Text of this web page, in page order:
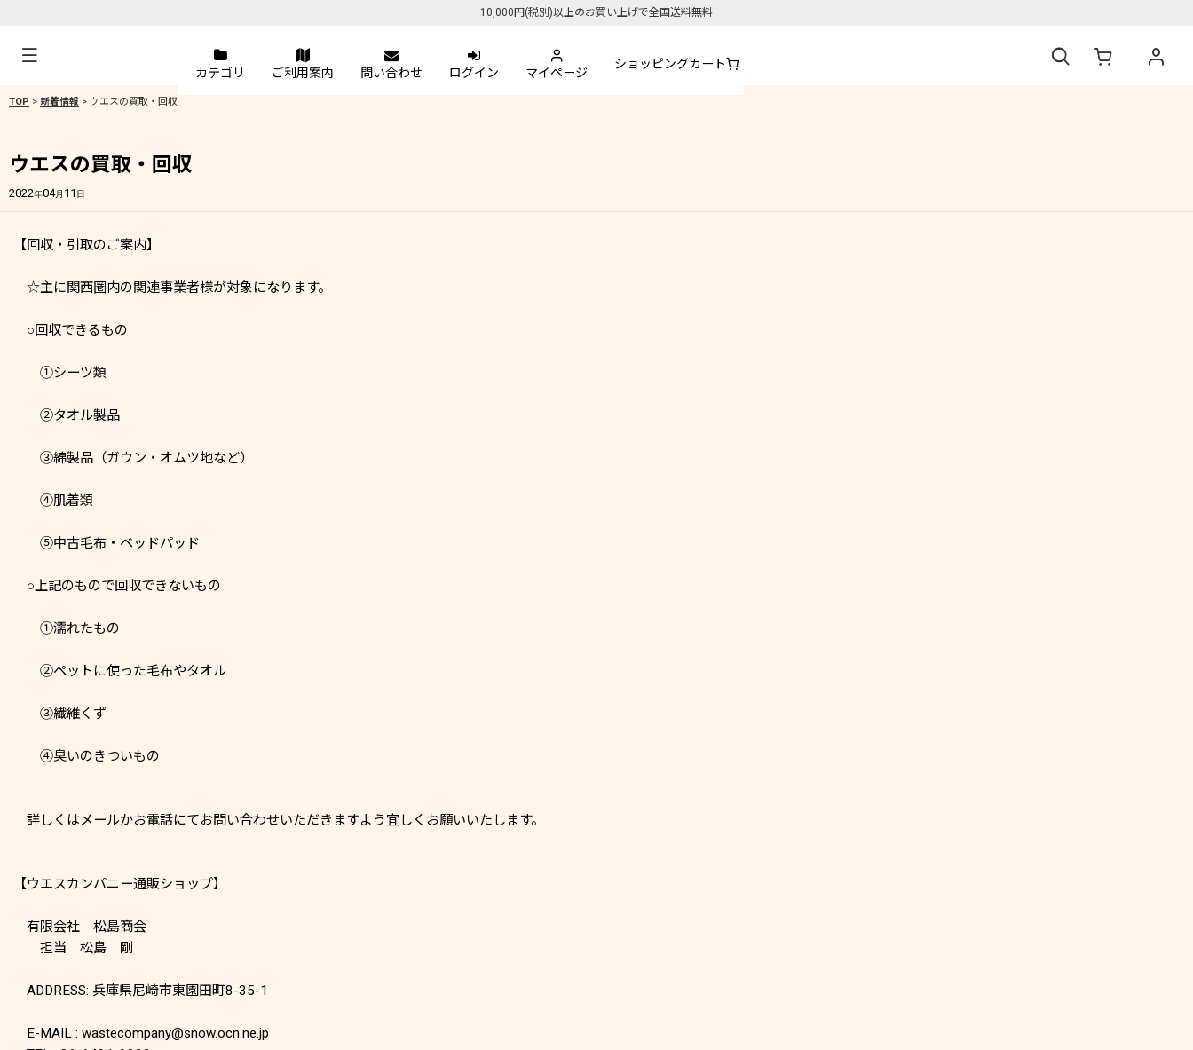
10,000円(税別)以上のお買い上げで全国送料無料
カテゴリ ご利用案内 問い合わせ ログイン マイページ
ショッピングカート
TOP > 新着情報 > ウエスの買取・回収
ウエスの買取・回収
2022年04月 11 日
【回収・引取のご案内】
☆主に関西圏内の関連事業者様が対象になります。
○回収できるもの
①シーツ類
②タオル製品
③綿製品（ガウン・オムツ地など）
④肌着類
⑤中古毛布・ベッドパッド
○上記のもので回収できないもの
①濡れたもの
②ペットに使った毛布やタオル
③繊維くず
④臭いのきついもの
詳しくはメールかお電話にてお問い合わせいただきますよう宜しくお願いいたします。
【ウエスカンパニー通販ショップ】
有限会社 松島商会
担当 松島 剛
ADDRESS: 兵庫県尼崎市東園田町8-35-1
E-MAIL : wastecompany@snow.ocn.ne.jp